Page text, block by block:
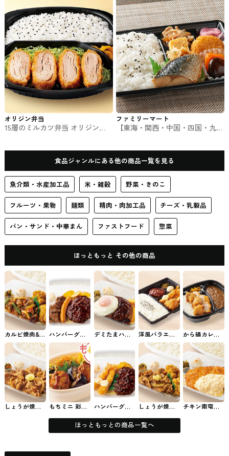
オリジン弁当
15層のミルカツ弁当 オリジン弁
ファミリーマート
【東海・関西・中国・四国・九
食品ジャンルにある他の商品一覧を見る
魚介類・水産加工品 米・雑穀 野菜・きのこ
フルーツ・果物 麺類 精肉・肉加工品 チーズ・乳製品
パン・サンド・中華まん ファストフード 惣菜
ほっともっと その他の商品
カルビ焼肉&か
ら揚弁当 ほっ
ともっとのお
弁当
ハンバーグ＆
ハーフ・カッ
トステーキ弁
当 ほっともっ
とのお弁当
デミたまハン
バーグ弁当 ほ
お弁当
洋風バラエテ
ィ弁当 ほっと
もっとのお弁
から揚カレー
ほっともっと
のお弁当
しょうが焼き
弁当 ほっとも
もちミニ 彩・
豆腐ハンバー
グ弁当 ほっと
もっとのお弁
ハンバーグ＆
エビフライ弁
当 ほっともっ
とのお弁当
しょうが焼き&
から揚弁当 ほ
っともっとの
お弁当
チキン南蛮弁
当 ほっともっ
ほっともっとの商品一覧へ